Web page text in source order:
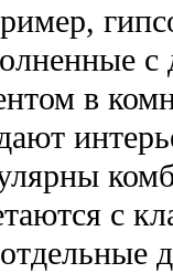
с
в
с